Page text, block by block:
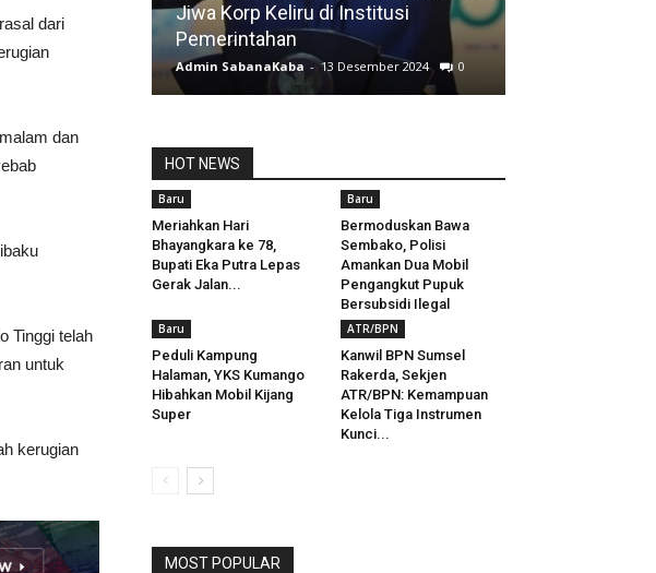
dari
dan
Tinggi telah
untuk
kerugian
Jiwa Korp Keliru di Institusi
Pemerintahan
Admin SabanaKaba - 13 Desember 2024 0
HOT NEWS
Baru
Meriahkan Hari
Bhayangkara ke 78,
Bupati Eka Putra Lepas
Gerak Jalan...
Baru
Bermoduskan Bawa
Sembako, Polisi
Amankan Dua Mobil
Pengangkut Pupuk
Bersubsidi Ilegal
Baru
Peduli Kampung
Halaman, YKS Kumango
Hibahkan Mobil Kijang
Super
ATR/BPN
Kanwil BPN Sumsel
Rakerda, Sekjen
ATR/BPN: Kemampuan
Kelola Tiga Instrumen
Kunci...
MOST POPULAR